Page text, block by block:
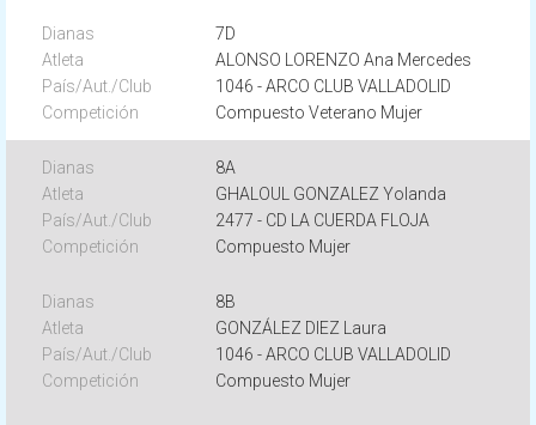
7D
ALONSO LORENZO Ana Mercedes
1046 - ARCO CLUB VALLADOLID
Compuesto Veterano Mujer
8A
GHALOUL GONZALEZ Yolanda
2477 - CD LA CUERDA FLOJA
Compuesto Mujer
8B
GONZÁLEZ DIEZ Laura
1046 - ARCO CLUB VALLADOLID
Compuesto Mujer